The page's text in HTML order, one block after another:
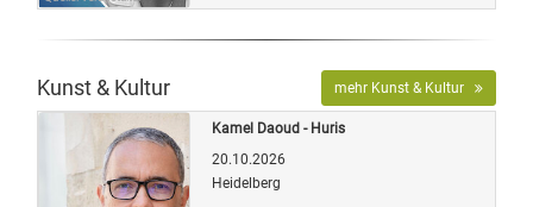
Kunst & Kultur mehr Kunst & Kultur
Kamel Daoud - Huris
20.10.2026
Heidelberg